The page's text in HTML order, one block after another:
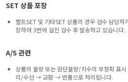
SET 상품 포장
벨트SET 및 기타SET 상품의 경우 검수 담당
장하여 3번에 걸친 검수 후 발송하고 있습니다.
A/S 관련
상품의 불량 또는 원단불량/치수의 부정확 표
리/수선 → 교환 → 반품으로 처리됩니다.